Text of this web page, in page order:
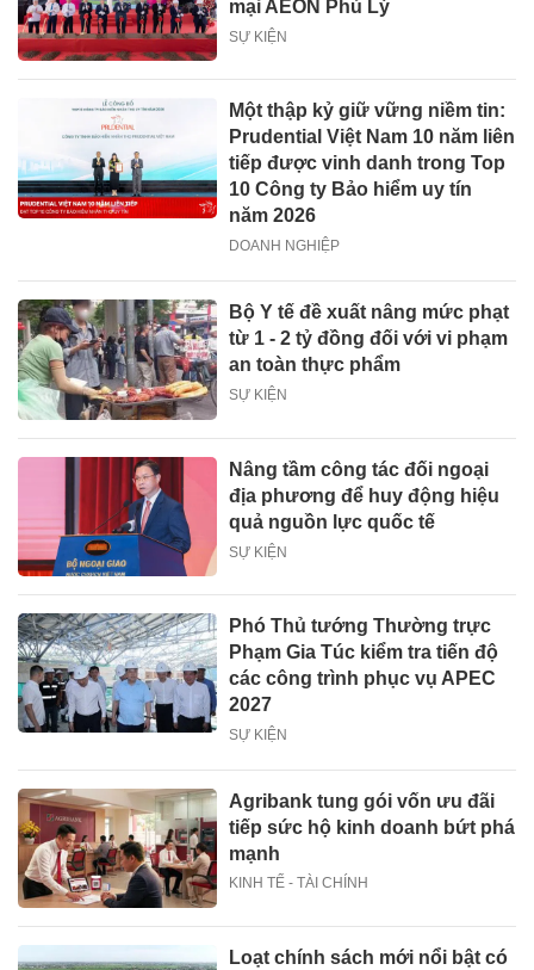
mại AEON Phủ Lý
SỰ KIỆN
Một thập kỷ giữ vững niềm tin:
Prudential Việt Nam 10 năm liên
tiếp được vinh danh trong Top
10 Công ty Bảo hiểm uy tín
năm 2026
DOANH NGHIỆP
Bộ Y tế đề xuất nâng mức phạt
từ 1 - 2 tỷ đồng đối với vi phạm
an toàn thực phẩm
SỰ KIỆN
Nâng tầm công tác đối ngoại
địa phương để huy động hiệu
quả nguồn lực quốc tế
SỰ KIỆN
Phó Thủ tướng Thường trực
Phạm Gia Túc kiểm tra tiến độ
các công trình phục vụ APEC
2027
SỰ KIỆN
Agribank tung gói vốn ưu đãi
tiếp sức hộ kinh doanh bứt phá
mạnh
KINH TẾ - TÀI CHÍNH
Loạt chính sách mới nổi bật có